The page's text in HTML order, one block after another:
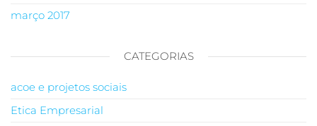
março 2017
CATEGORIAS
acoe e projetos sociais
Etica Empresarial